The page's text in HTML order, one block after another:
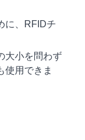
に、RFIDチ
大小を問わず
使用できま